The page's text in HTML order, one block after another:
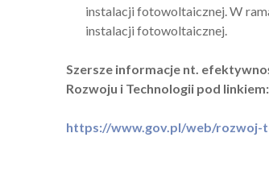
instalacji fotowoltaicznej. W
instalacji fotowoltaicznej.
Szersze informacje nt.
Rozwoju i Technologii pod
https://www.gov.pl/web/rozwoj-